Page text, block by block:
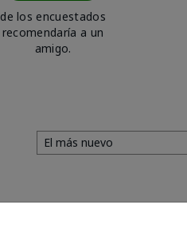
de los encuestados
recomendaría a un
amigo.